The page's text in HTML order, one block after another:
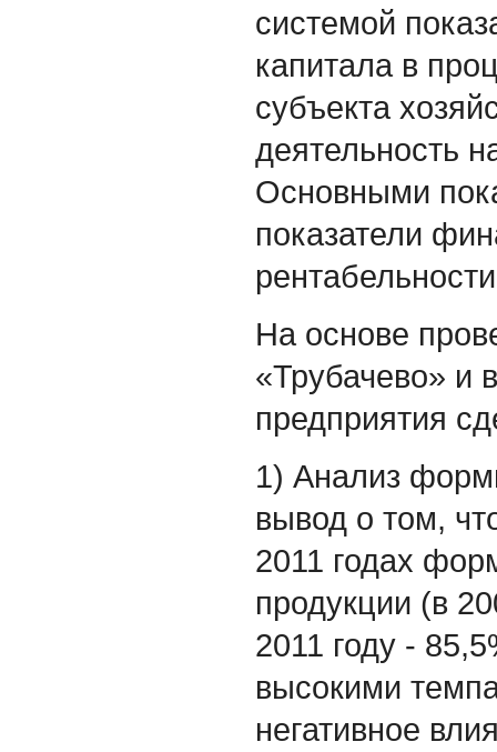
системой
капитала в
субъекта
деятельность
Основными
показатели
На основе
«Трубачево» и
предприятия
1) Анализ
вывод о том,
2011 годах
продукции (в
2011 году -
высокими
негативное